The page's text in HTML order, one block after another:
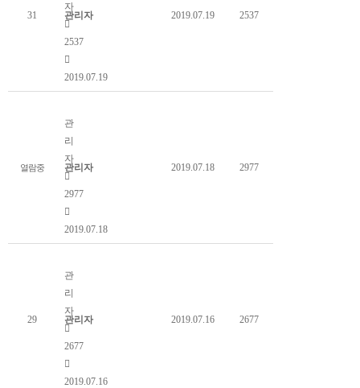
31
자
2537
2019.07.19
관리자 2019.07.19 2537
열람중
관
리
자
2977
2019.07.18
관리자 2019.07.18 2977
29
관
리
자
2677
2019.07.16
관리자 2019.07.16 2677